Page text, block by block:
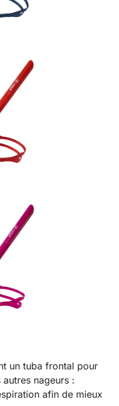
un tuba frontal pour
nageurs :
afin de mieux